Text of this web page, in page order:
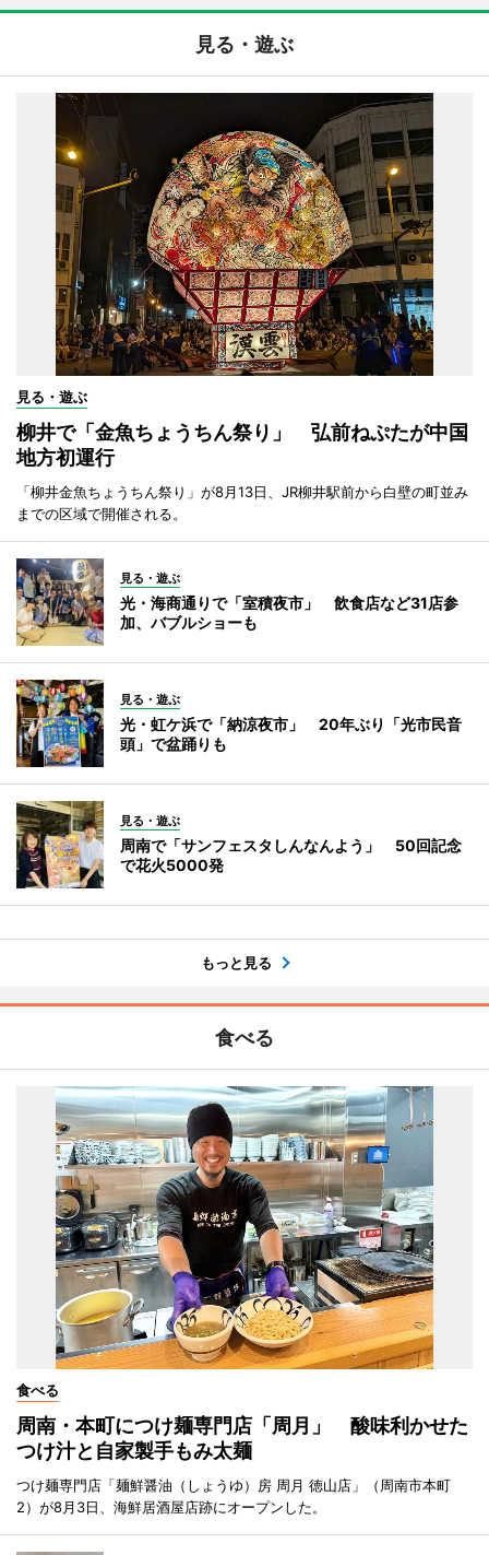
見る・遊ぶ
見る・遊ぶ
柳井で「金魚ちょうちん祭り」 弘前ねぷたが中国
地方初運行
「柳井金魚ちょうちん祭り」が8月13日、JR柳井駅前から白壁の町並み
までの区域で開催される。
見る・遊ぶ
光・海商通りで「室積夜市」 飲食店など31店参
加、バブルショーも
見る・遊ぶ
光・虹ケ浜で「納涼夜市」 20年ぶり「光市民音
頭」で盆踊りも
見る・遊ぶ
周南で「サンフェスタしんなんよう」 50回記念
で花火5000発
もっと見る
食べる
食べる
周南・本町につけ麺専門店「周月」 酸味利かせた
つけ汁と自家製手もみ太麺
つけ麺専門店「麺鮮醤油（しょうゆ）房 周月 徳山店」（周南市本町
2）が8月3日、海鮮居酒屋店跡にオープンした。